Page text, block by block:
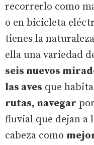
recorrerlo como
o en bicicleta
tienes la
ella una variedad
seis nuevos
las aves que
rutas, navegar
fluvial que dejan a
cabeza como